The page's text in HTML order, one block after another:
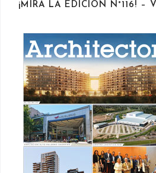
¡MIRÁ LA EDICIÓN N°116! –